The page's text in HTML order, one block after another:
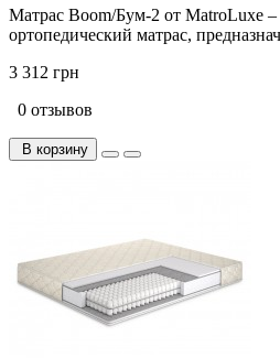
Матрас Boom/Бум-2 от MatroLuxe –
ортопедический матрас,
3 312 грн
0 отзывов
В корзину